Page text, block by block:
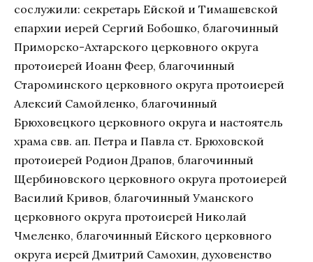
сослужили: секретарь Ейской и Тимашевской
епархии иерей Сергий Бобошко, благочинный
Приморско-Ахтарского церковного округа
протоиерей Иоанн Феер, благочинный
Староминского церковного округа протоиерей
Алексий Самойленко, благочинный
Брюховецкого церковного округа и настоятель
храма свв. ап. Петра и Павла ст. Брюховской
протоиерей Родион Драпов, благочинный
Щербиновского церковного округа протоиерей
Василий Кривов, благочинный Уманского
церковного округа протоиерей Николай
Чмеленко, благочинный Ейского церковного
округа иерей Дмитрий Самохин, духовенство